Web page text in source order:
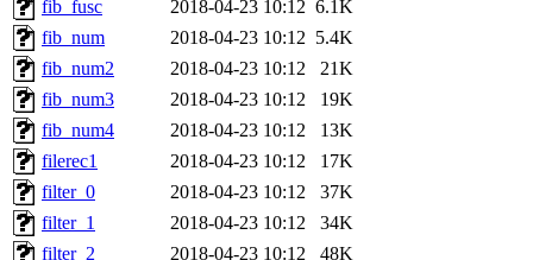
fib_fusc 2018-04-23 10:12 6.1K
fib_num
2018-04-23 10:12 5.4K
fib_num2
2018-04-23 10:12
21K
fib_num3
2018-04-23 10:12
19K
fib_num4
2018-04-23 10:12
13K
filerec1
2018-04-23 10:12
17K
filter_0
2018-04-23 10:12
37K
filter_1
2018-04-23 10:12
34K
filter_2
2018-04-23 10:12
48K